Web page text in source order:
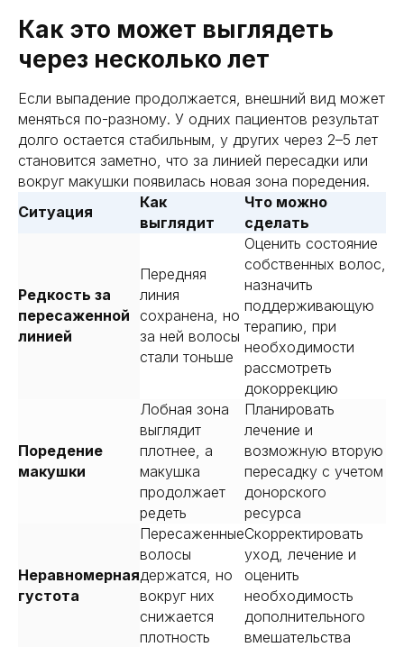
Как это может выглядеть
через несколько лет
Если выпадение продолжается, внешний вид может
меняться по-разному. У одних пациентов результат
долго остается стабильным, у других через 2–5 лет
становится заметно, что за линией пересадки или
вокруг макушки появилась новая зона поредения.
Ситуация
Как
выглядит
Что можно
сделать
Редкость за
пересаженной
линией
Передняя
линия
сохранена, но
за ней волосы
стали тоньше
Оценить состояние
собственных волос,
назначить
поддерживающую
терапию, при
необходимости
рассмотреть
докоррекцию
Поредение
макушки
Лобная зона
выглядит
плотнее, а
макушка
продолжает
редеть
Планировать
лечение и
возможную вторую
пересадку с учетом
донорского
ресурса
Неравномерная
густота
Пересаженные
волосы
держатся, но
вокруг них
снижается
плотность
Скорректировать
уход, лечение и
оценить
необходимость
дополнительного
вмешательства